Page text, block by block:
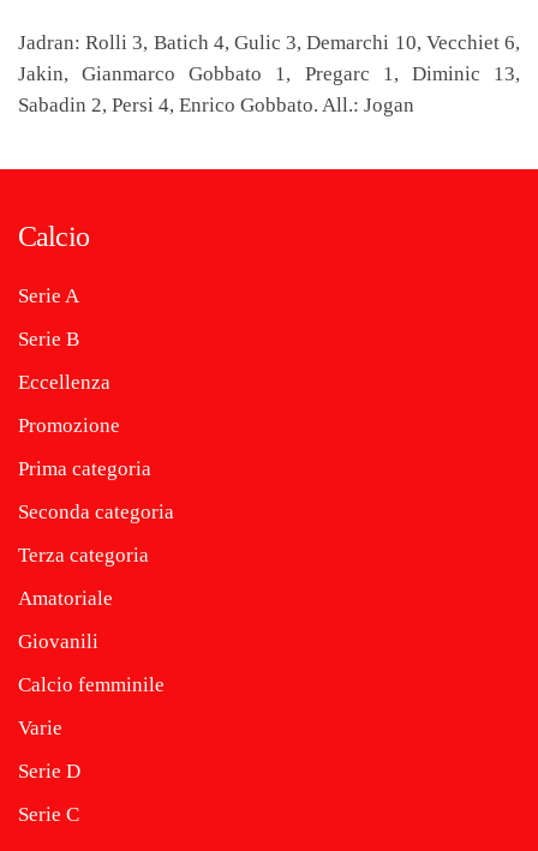
Jadran: Rolli 3, Batich 4, Gulic 3, Demarchi 10, Vecchiet 6,
Jakin, Gianmarco Gobbato 1, Pregarc 1, Diminic 13,
Sabadin 2, Persi 4, Enrico Gobbato. All.: Jogan
Calcio
Serie A
Serie B
Eccellenza
Promozione
Prima categoria
Seconda categoria
Terza categoria
Amatoriale
Giovanili
Calcio femminile
Varie
Serie D
Serie C